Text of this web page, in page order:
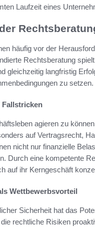
Laufzeit eines
häufig vor der
Rechtsberatung
gleichzeitig langfristig
zu setzen.
agieren zu
auf Vertragsrecht,
nicht nur finanzielle
Durch eine kompetente
auf ihr Kerngeschäft
Wettbewerbsvorteil
Sicherheit hat das
rechtliche Risiken